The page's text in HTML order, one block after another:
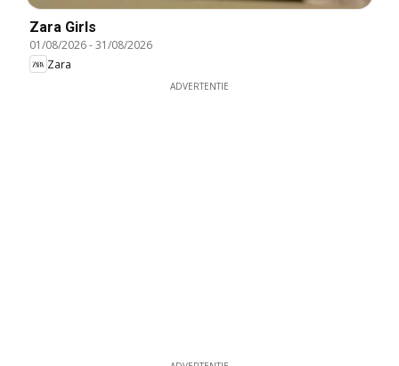
Zara Girls
01/08/2026-31/08/2026
Zara
ADVERTENTIE